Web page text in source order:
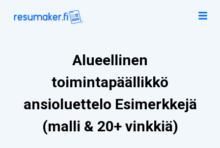
Alueellinen
toimintapäällikkö
ansioluettelo Esimerkkejä
(malli & 20+ vinkkiä)